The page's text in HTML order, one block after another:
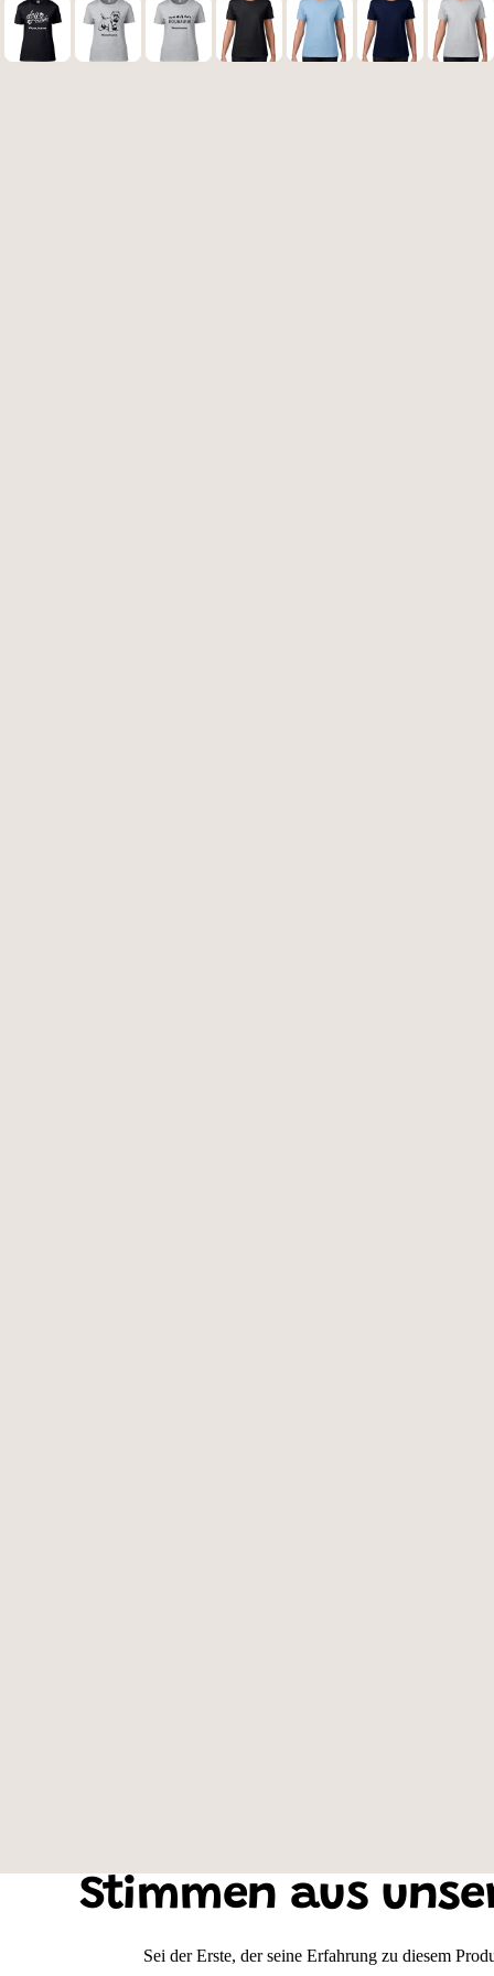
Farbe des Shirts: Schwarz, Motivauswahl: Schnauzer
Stimmen aus
Sei der Erste, der seine Erfahrung zu diesem